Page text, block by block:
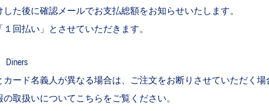
た後に確認メールでお支払総額をお知らせいたします。
回払い」とさせていただきます。
Diners
ード名義人が異なる場合は、ご注文をお断りさせていただく場
取扱いについて こちら をご覧ください。